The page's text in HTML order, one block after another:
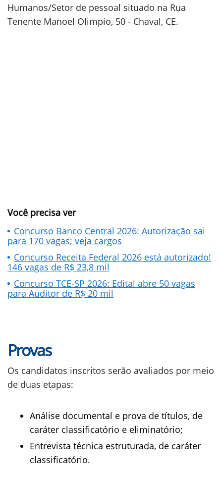
Humanos/Setor de pessoal situado na Rua
Tenente Manoel Olimpio, 50 - Chaval, CE.
Você precisa ver
Concurso Banco Central 2026: Autorização sai
para 170 vagas; veja cargos
Concurso Receita Federal 2026 está autorizado!
146 vagas de R$ 23,8 mil
Concurso TCE-SP 2026: Edital abre 50 vagas
para Auditor de R$ 20 mil
Provas
Os candidatos inscritos serão avaliados por meio
de duas etapas:
Análise documental e prova de títulos, de
caráter classificatório e eliminatório;
Entrevista técnica estruturada, de caráter
classificatório.